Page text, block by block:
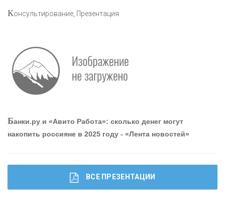
привлечь и удержать персонал - «Интервью»
Консультирование, Презентация
Банки.ру и «Авито Работа»: сколько денег могут
накопить россияне в 2025 году - «Лента новостей»
ВСЕ ПРЕЗЕНТАЦИИ